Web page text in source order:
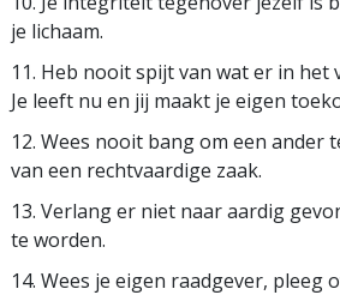
je lichaam.
11. Heb nooit spijt van wat er in het
Je leeft nu en jij maakt je eigen
12. Wees nooit bang om een ander
van een rechtvaardige zaak.
13. Verlang er niet naar aardig
te worden.
14. Wees je eigen raadgever, pleeg